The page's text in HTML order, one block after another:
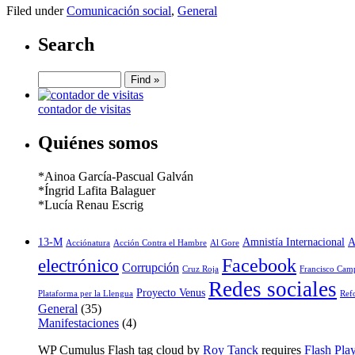
Filed underComunicación social, General
Search
contador de visitas
Quiénes somos
*Ainoa García-Pascual Galván
*Íngrid Lafita Balaguer
*Lucía Renau Escrig
13-M Acciónatura Acción Contra el Hambre Al Gore Amnistía Internacional
electrónico Corrupción Cruz Roja Facebook Francisco
Plataforma per la Llengua Proyecto Venus Redes sociales
General (35)
Manifestaciones (4)
WP Cumulus Flash tag cloud by Roy Tanck requires Flash